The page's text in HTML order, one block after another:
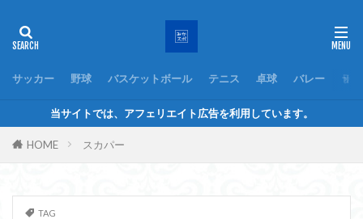
サッカー 野球 バスケットボール テニス 卓球 バレー ラ
当サイトでは、アフェリエイト広告を利用しています。
HOME スカパー
TAG